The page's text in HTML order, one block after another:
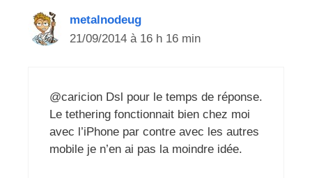
metalnodeug
21/09/2014 à 16 h 16 min
@caricion Dsl pour le temps de réponse.
Le tethering fonctionnait bien chez moi
avec l’iPhone par contre avec les autres
mobile je n’en ai pas la moindre idée.